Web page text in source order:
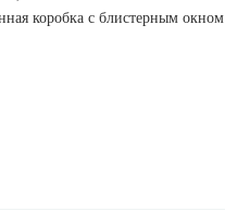
коробка с блистерным окном